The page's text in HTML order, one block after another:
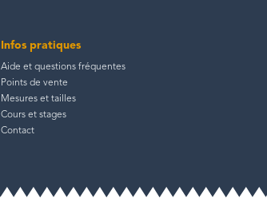
Infos pratiques
Aide et questions fréquentes
Points de vente
Mesures et tailles
Cours et stages
Contact